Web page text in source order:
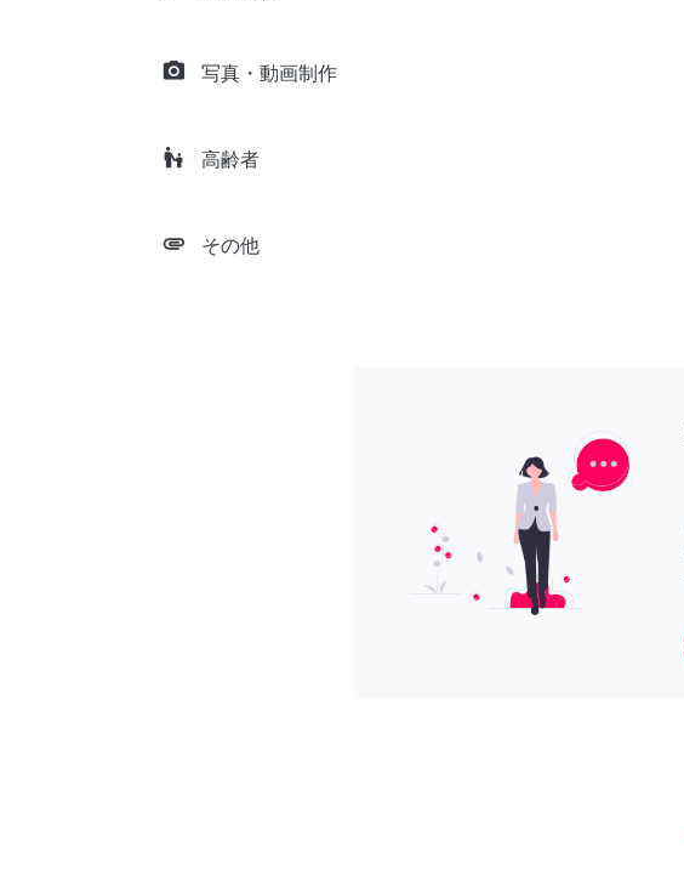
camera_alt 写真・動画制作
escalator_warning 高齢者
attachment その他